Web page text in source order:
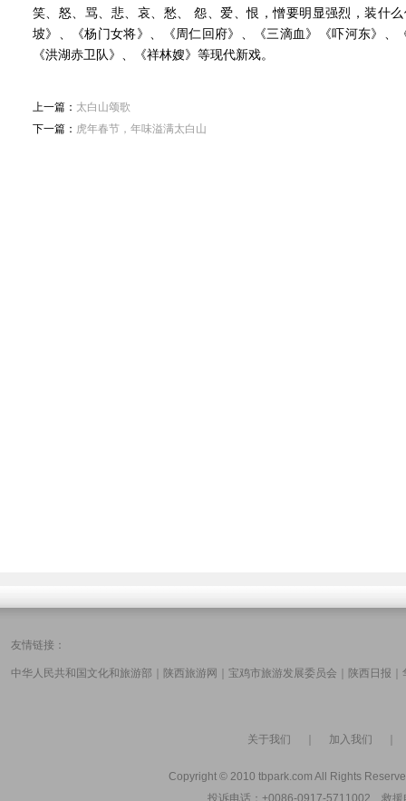
笑、怒、骂、悲、哀、愁、 怨、爱、恨，憎要明显强烈，装什
坡》、《杨门女将》、《周仁回府》、《三滴血》《吓河东》、
《洪湖赤卫队》、《祥林嫂》等现代新戏。
上一篇： 太白山颂歌
下一篇： 虎年春节，年味溢满太白山
友情链接：
中华人民共和国文化和旅游部 陕西旅游网 宝鸡市旅游发展委员会 陕西日报
关于我们 加入我们
Copyright © 2010 tbpark.com All Rights
投诉电话：+0086-0917-5711002 救